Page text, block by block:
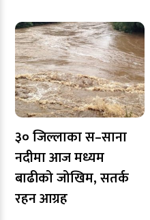
३० जिल्लाका स–साना
नदीमा आज मध्यम
बाढीको जोखिम, सतर्क
रहन आग्रह